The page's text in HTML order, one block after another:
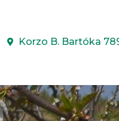
Korzo B. Bartóka